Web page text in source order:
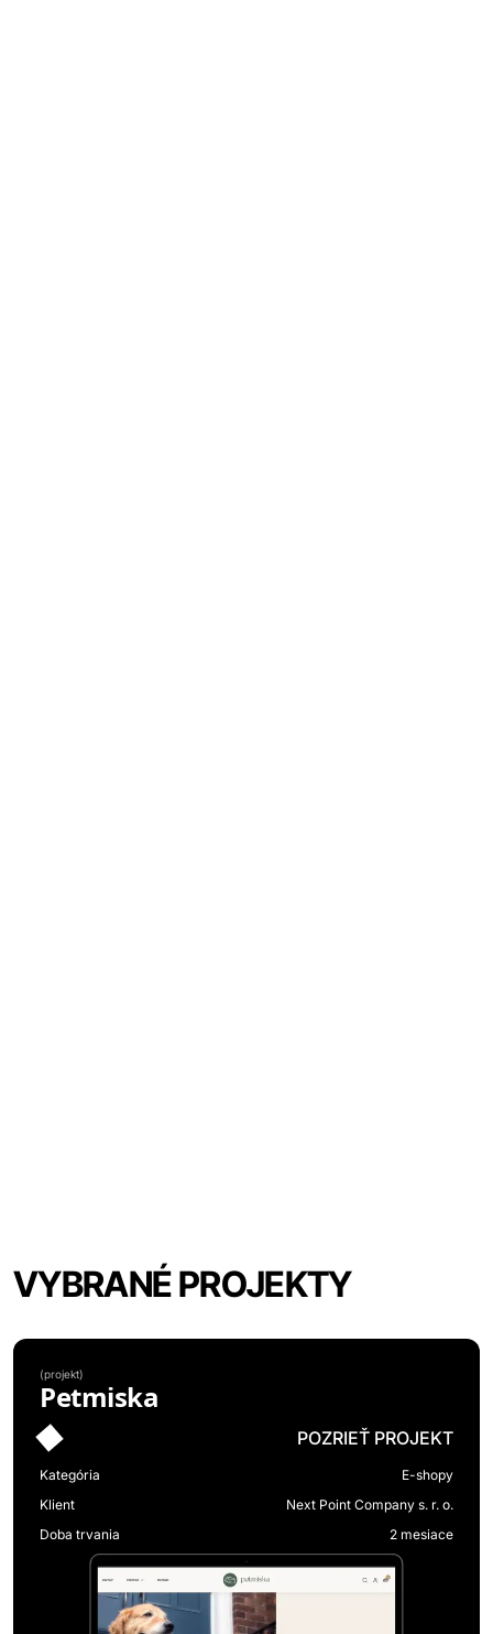
VYBRANÉ PROJEKTY
(projekt)
Petmiska
POZRIEŤ PROJEKT
Kategória
E-shopy
Klient
Next Point Company s. r. o.
Doba trvania
2 mesiace